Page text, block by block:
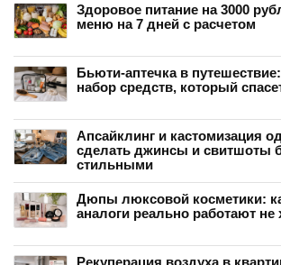
Здоровое питание на 3000
меню на 7 дней с расчетом
Бьюти-аптечка в
набор средств, который
Апсайклинг и кастомизация
сделать джинсы и свитшоты
стильными
Дюпы люксовой косметики:
аналоги реально работают не
Рекуперация воздуха в